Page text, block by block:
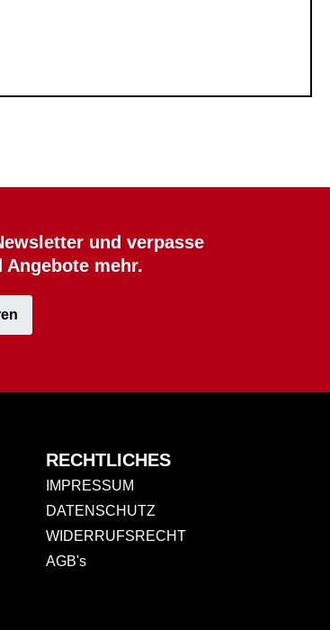
und verpasse
Angebote mehr.
RECHTLICHES
IMPRESSUM
DATENSCHUTZ
WIDERRUFSRECHT
AGB's